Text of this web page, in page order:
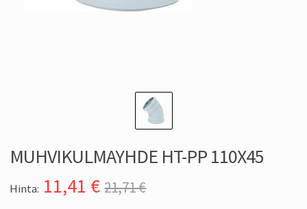
MUHVIKULMAYHDE HT-PP 110X45
Hinta: 11,41 € 21,71 €